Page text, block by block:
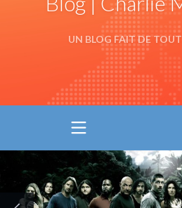
UN BLOG FAIT DE